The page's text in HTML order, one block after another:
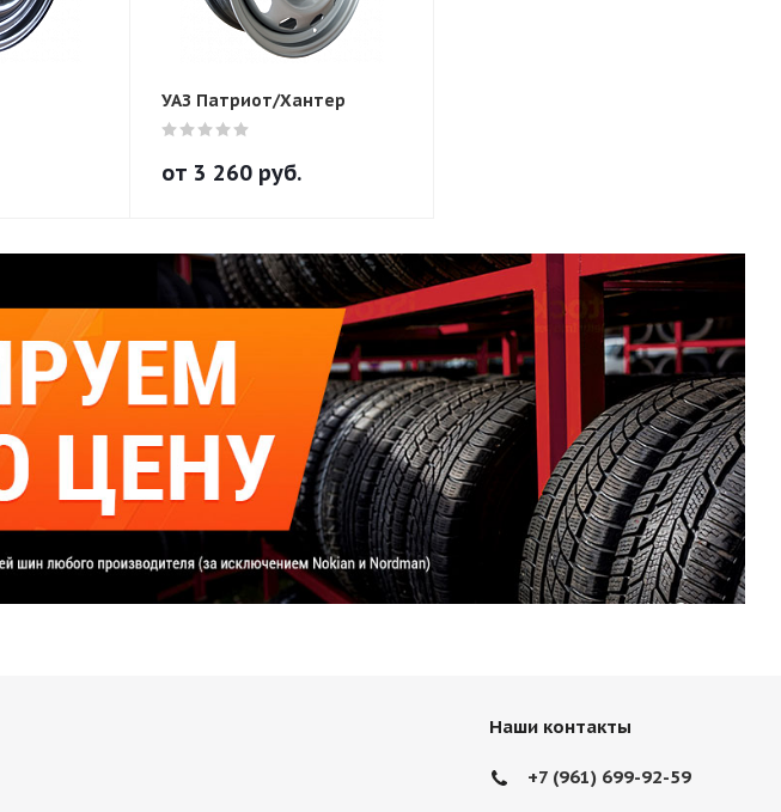
УАЗ Патриот/Хантер
от 3 260 руб.
Наши контакты
+7 (961) 699-92-59